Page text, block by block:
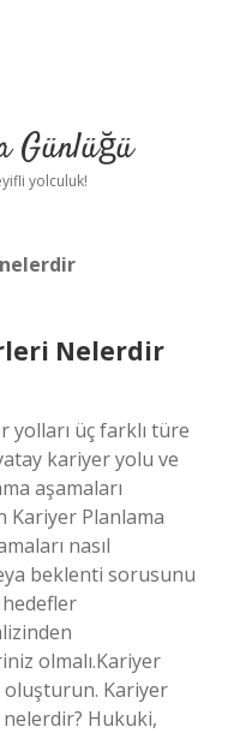
Günlüğü
yolculuk!
Nelerdir
üç farklı türe
kariyer yolu ve
aşamaları
Kariyer Planlama
nasıl
beklenti sorusunu
hedefler
olmalı.Kariyer
oluşturun. Kariyer
Hukuki,